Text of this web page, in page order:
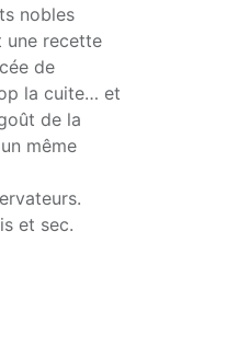
nobles
une recette
de
la cuite… et
de la
même
et sec.